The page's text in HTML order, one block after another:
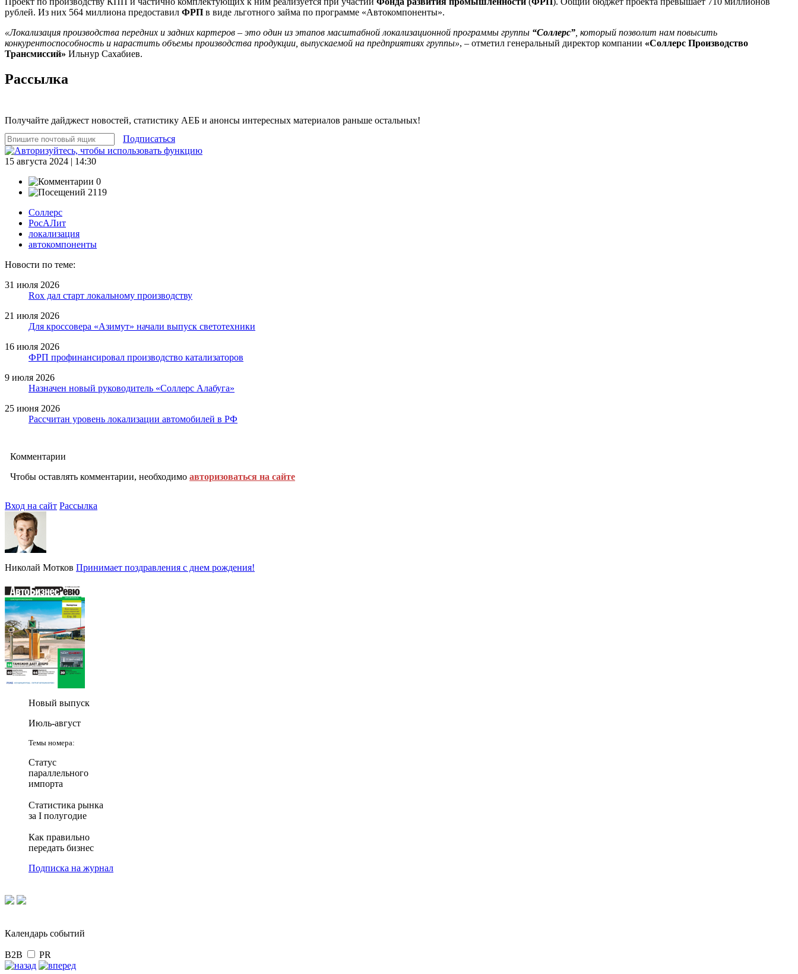
рублей. Из них 564 миллиона предоставил ФРП в виде льготного займа по программе «Автокомпоненты».
«Локализация производства передних и задних картеров – это один из этапов масштабной локализационной программы группы “Соллерс” , который позволит нам повысить
конкурентоспособность и нарастить объемы производства продукции, выпускаемой на предприятиях группы», – отметил генеральный директор компании «Соллерс Производство
Трансмиссий» Ильнур Сахабиев.
Рассылка
Получайте дайджест новостей, статистику АЕБ и анонсы интересных материалов раньше остальных!
Подписаться
15 августа 2024 | 14:30
0
2119
Соллерс
РосАЛит
локализация
автокомпоненты
Новости по теме:
31 июля 2026
Rox дал старт локальному производству
21 июля 2026
Для кроссовера «Азимут» начали выпуск светотехники
16 июля 2026
ФРП профинансировал производство катализаторов
9 июля 2026
Назначен новый руководитель «Соллерс Алабуга»
25 июня 2026
Рассчитан уровень локализации автомобилей в РФ
Комментарии
Чтобы оставлять комментарии, необходимо авторизоваться на сайте
Вход на сайт Рассылка
Николай Мотков Принимает поздравления с днем рождения!
Новый выпуск
Июль-август
Темы номера:
Статус
параллельного
импорта
Статистика рынка
за I полугодие
Как правильно
передать бизнес
Подписка на журнал
Календарь событий
B2B PR